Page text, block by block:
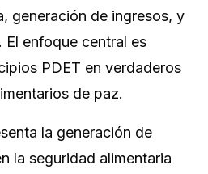
generación de ingresos, y
enfoque central es
PDET en verdaderos
de paz.
la generación de
la seguridad alimentaria